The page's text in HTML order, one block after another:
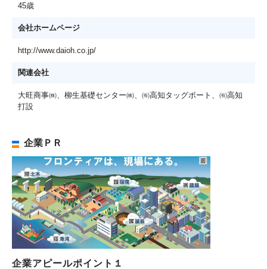
45歳
会社ホームページ
http://www.daioh.co.jp/
関連会社
大旺商事㈱、柳生基礎センター㈱、㈲高知タッグボート、㈲高知
打設
企業ＰＲ
企業アピールポイント１